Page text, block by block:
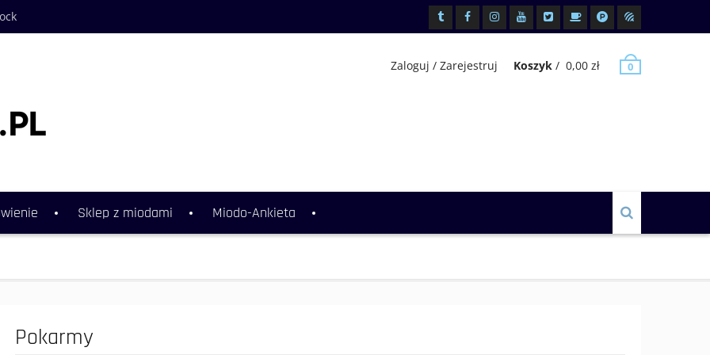
TiktokFacebookInstagram
Youtube
x.comBuyCoffee
Patronite
Miody
Zaloguj / Zarejestruj
Koszyk / 0,00 zł 0
Sklep z miodami Miodo-Ankieta
Pokarmy